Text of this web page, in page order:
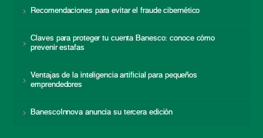
Recomendaciones para evitar el fraude cibernético
Claves para proteger tu cuenta Banesco: conoce cómo
prevenir estafas
Ventajas de la inteligencia artificial para pequeños
emprendedores
BanescoInnova anuncia su tercera edición